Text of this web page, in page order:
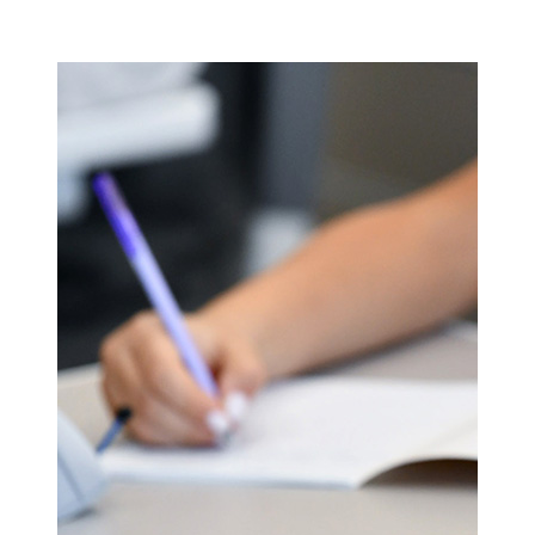
106,2 FM
Минзәлә
107,3 FM
Мөслим
100,0 FM
Нурлат
104,7 FM
Олы Әтнә
71,42 FM
Сарман